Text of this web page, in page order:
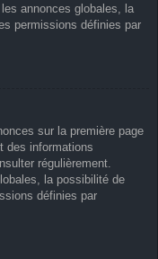
annonces globales, la
permissions définies par
sur la première page
des informations
régulièrement.
la possibilité de
définies par